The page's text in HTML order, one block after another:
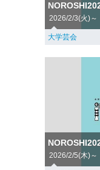
2026/2/3(火)～
大学芸会
2026/2/5(木)～